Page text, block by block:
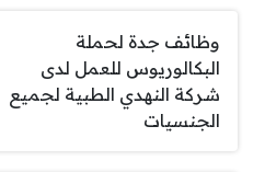
وظائف جدة لحملة
البكالوريوس للعمل لدى
شركة النهدي الطبية لجميع
الجنسيات